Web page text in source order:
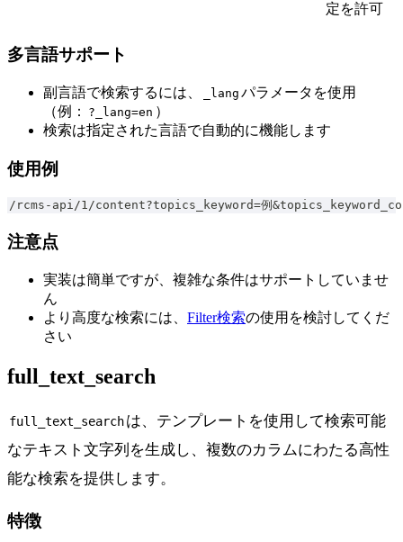
定を許可
多言語サポート
副言語で検索するには、 _lang パラメータを使用
（例：
?_lang=en ）
検索は指定された言語で自動的に機能します
使用例
/rcms-api/1/content?topics_keyword=例
注意点
実装は簡単ですが、複雑な条件はサポートしていませ
ん
より高度な検索には、 Filter検索の使用を検討してくだ
さい
full_text_search
full_text_searchは、テンプレートを使用して検索可能
なテキスト文字列を生成し、複数のカラムにわたる高性
能な検索を提供します。
特徴